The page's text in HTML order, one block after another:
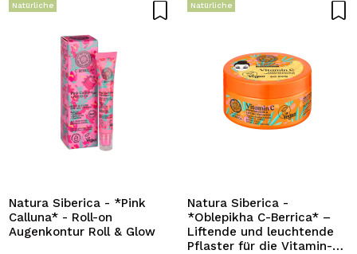
Natürliche
Natura Siberica - *Pink
Calluna* - Roll-on
Augenkontur Roll & Glow
Natürliche
Natura Siberica -
*Oblepikha C-Berrica* –
Liftende und leuchtende
Pflaster für die Vitamin-C-